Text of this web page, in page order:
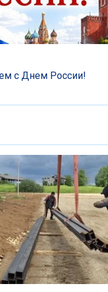
с Днем России!